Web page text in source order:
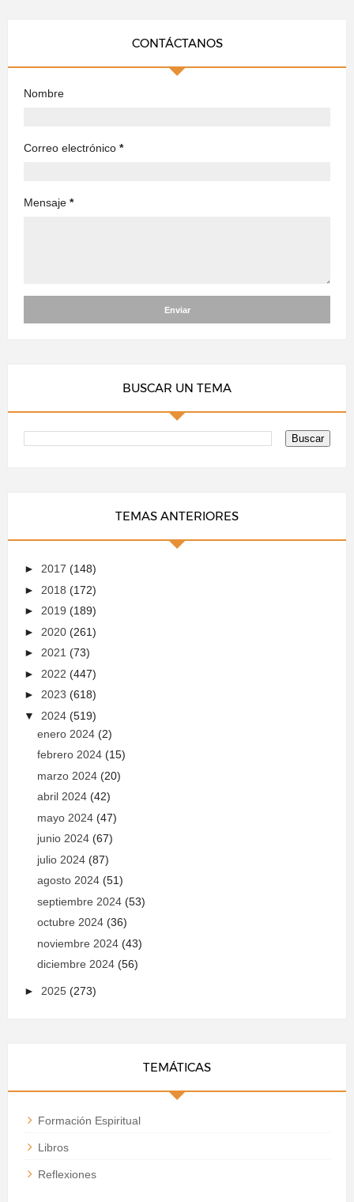
CONTÁCTANOS
Nombre
Correo electrónico *
Mensaje *
BUSCAR UN TEMA
TEMAS ANTERIORES
► 2017 (148)
► 2018 (172)
► 2019 (189)
► 2020 (261)
► 2021 (73)
► 2022 (447)
► 2023 (618)
▼ 2024 (519)
enero 2024 (2)
febrero 2024 (15)
marzo 2024 (20)
abril 2024 (42)
mayo 2024 (47)
junio 2024 (67)
julio 2024 (87)
agosto 2024 (51)
septiembre 2024 (53)
octubre 2024 (36)
noviembre 2024 (43)
diciembre 2024 (56)
► 2025 (273)
TEMÁTICAS
Formación Espiritual
Libros
Reflexiones